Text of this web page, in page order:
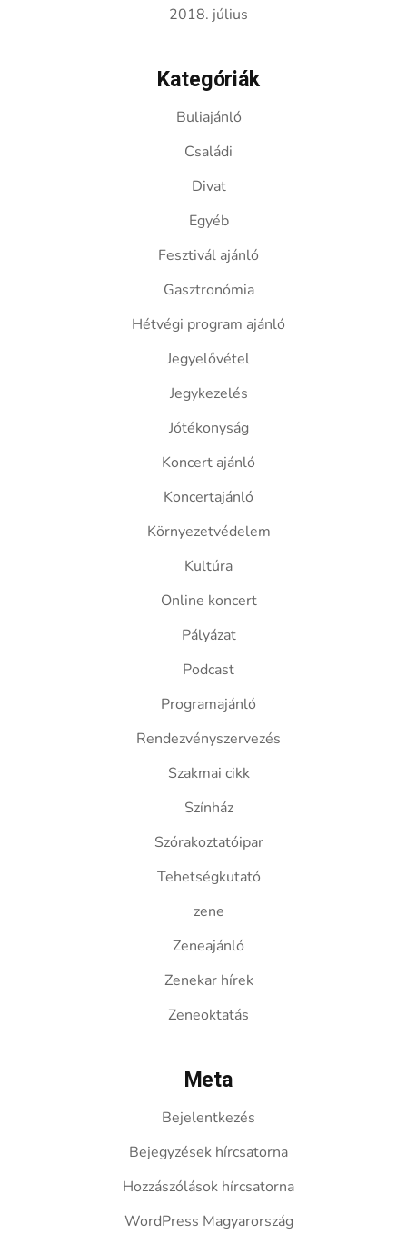
2018. július
Kategóriák
Buliajánló
Családi
Divat
Egyéb
Fesztivál ajánló
Gasztronómia
Hétvégi program ajánló
Jegyelővétel
Jegykezelés
Jótékonyság
Koncert ajánló
Koncertajánló
Környezetvédelem
Kultúra
Online koncert
Pályázat
Podcast
Programajánló
Rendezvényszervezés
Szakmai cikk
Színház
Szórakoztatóipar
Tehetségkutató
zene
Zeneajánló
Zenekar hírek
Zeneoktatás
Meta
Bejelentkezés
Bejegyzések hírcsatorna
Hozzászólások hírcsatorna
WordPress Magyarország